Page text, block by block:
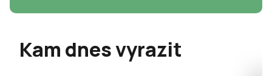
Kam dnes vyrazit